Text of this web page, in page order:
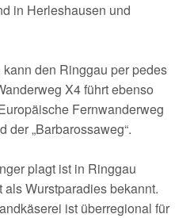
in Herleshausen und
den Ringgau per pedes
X4 führt ebenso
Fernwanderweg
der „Barbarossaweg“.
plagt ist in Ringgau
Wurstparadies bekannt.
ist überregional für